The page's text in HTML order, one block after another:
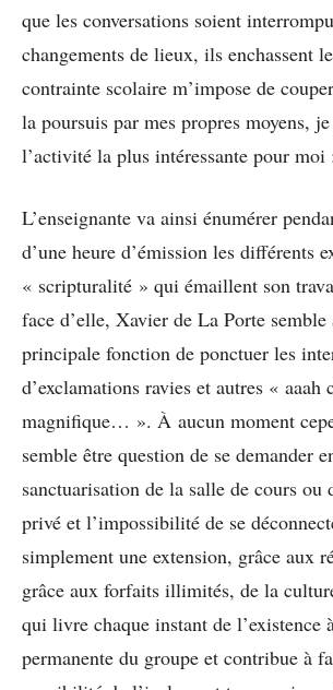
que les conversations soient
changements de lieux, ils enchassent
contrainte scolaire m’impose de
la poursuis par mes propres moyens,
l’activité la plus intéressante pour moi
L’enseignante va ainsi énumérer
d’une heure d’émission les différents
« scripturalité » qui émaillent son
face d’elle, Xavier de La Porte
principale fonction de ponctuer les
d’exclamations ravies et autres « aaah
magnifique… ». À aucun moment
semble être question de se demander
sanctuarisation de la salle de cours ou
privé et l’impossibilité de se
simplement une extension, grâce aux
grâce aux forfaits illimités, de la
qui livre chaque instant de l’existence
permanente du groupe et contribue à